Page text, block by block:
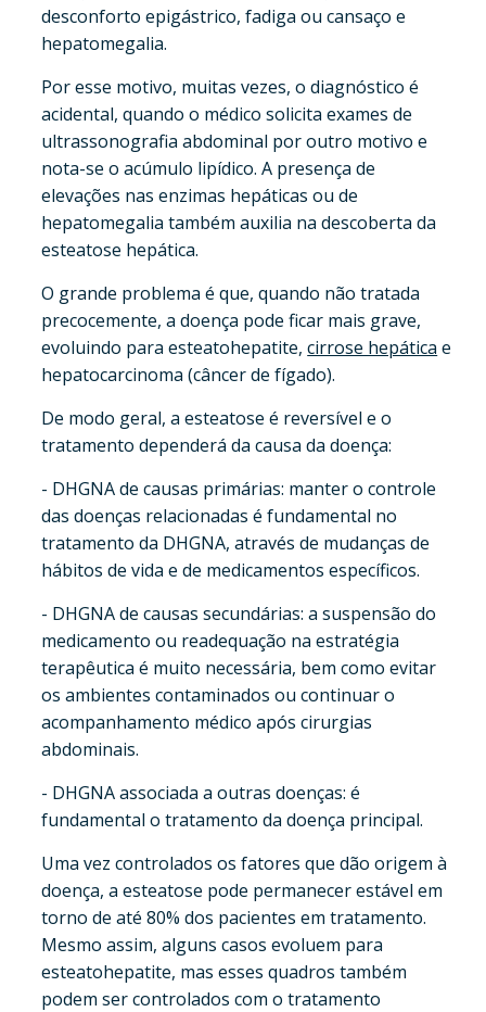
desconforto epigástrico, fadiga ou cansaço e
hepatomegalia.
Por esse motivo, muitas vezes, o diagnóstico é
acidental, quando o médico solicita exames de
ultrassonografia abdominal por outro motivo e
nota-se o acúmulo lipídico. A presença de
elevações nas enzimas hepáticas ou de
hepatomegalia também auxilia na descoberta da
esteatose hepática.
O grande problema é que, quando não tratada
precocemente, a doença pode ficar mais grave,
evoluindo para esteatohepatite,cirrose hepática e
hepatocarcinoma (câncer de fígado).
De modo geral, a esteatose é reversível e o
tratamento dependerá da causa da doença:
- DHGNA de causas primárias: manter o controle
das doenças relacionadas é fundamental no
tratamento da DHGNA, através de mudanças de
hábitos de vida e de medicamentos específicos.
- DHGNA de causas secundárias: a suspensão do
medicamento ou readequação na estratégia
terapêutica é muito necessária, bem como evitar
os ambientes contaminados ou continuar o
acompanhamento médico após cirurgias
abdominais.
- DHGNA associada a outras doenças: é
fundamental o tratamento da doença principal.
Uma vez controlados os fatores que dão origem à
doença, a esteatose pode permanecer estável em
torno de até 80% dos pacientes em tratamento.
Mesmo assim, alguns casos evoluem para
esteatohepatite, mas esses quadros também
podem ser controlados com o tratamento